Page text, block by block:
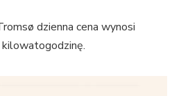
dzienna cena wynosi